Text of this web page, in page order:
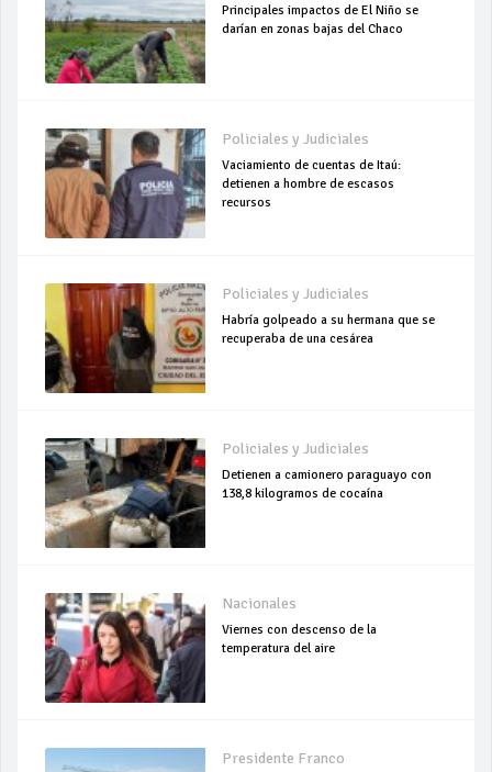
Principales impactos de El Niño se
darían en zonas bajas del Chaco
Policiales y Judiciales
Vaciamiento de cuentas de Itaú:
detienen a hombre de escasos
recursos
Policiales y Judiciales
Habría golpeado a su hermana que se
recuperaba de una cesárea
Policiales y Judiciales
Detienen a camionero paraguayo con
138,8 kilogramos de cocaína
Nacionales
Viernes con descenso de la
temperatura del aire
Presidente Franco